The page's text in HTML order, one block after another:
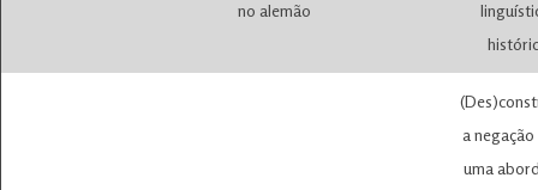
no alemão
a
uma